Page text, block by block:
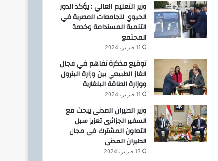
وزير التعليم العالي : يؤكد الدور
الحيوي للجامعات المصرية في
التنمية المستدامة وخدمة
المجتمع
11 فبراير، 2024
توقيع مذكرة تفاهم في مجال
الغاز الطبيعي بين وزارة البترول
ووزارة الطاقة البلغارية
11 فبراير، 2024
وزير الطيران المدنى يبحث مع
السفير الجزائرى تعزيز سبل
التعاون المشترك فى مجال
الطيران المدنى
13 فبراير، 2024